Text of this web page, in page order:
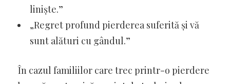
liniște.”
„Regret profund pierderea suferită și vă
sunt alături cu gândul.”
În cazul familiilor care trec printr-o pierdere